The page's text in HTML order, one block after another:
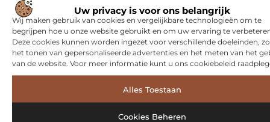
Uw privacy is voor ons belangrijk
Wij maken gebruik van cookies en vergelijkbare technologieën om te
begrijpen hoe u onze website gebruikt en om uw ervaring te
Deze cookies kunnen worden ingezet voor verschillende doeleinden,
het tonen van gepersonaliseerde advertenties en het meten van het
van de website. Voor meer informatie kunt u ons cookiebeleid
Alles Toestaan
Cookies Beheren
Symbiont360: Innovatieve EMS-training in Utrecht voor een
effectieve workout
WONINGEN